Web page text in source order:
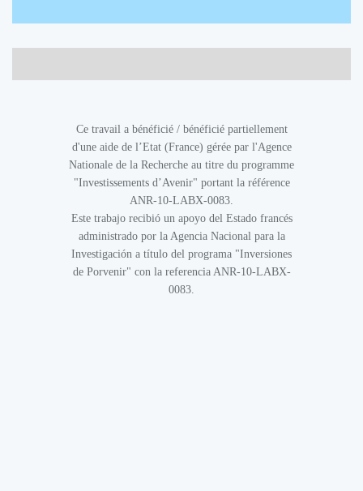
Ce travail a bénéficié / bénéficié partiellement
d'une aide de l’Etat (France) gérée par l'Agence
Nationale de la Recherche au titre du programme
"Investissements d’Avenir" portant la référence
ANR-10-LABX-0083.
Este trabajo recibió un apoyo del Estado francés
administrado por la Agencia Nacional para la
Investigación a título del programa "Inversiones
de Porvenir" con la referencia ANR-10-LABX-
0083.